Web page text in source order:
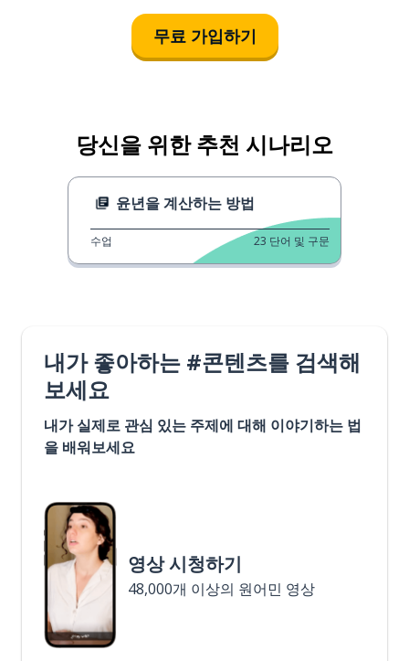
무료 가입하기
당신을 위한 추천 시나리오
윤년을 계산하는 방법
수업 23 단어 및 구문
내가 좋아하는 #콘텐츠를 검색해
보세요
내가 실제로 관심 있는 주제에 대해 이야기하는 법
을 배워보세요
영상 시청하기
48,000개 이상의 원어민 영상